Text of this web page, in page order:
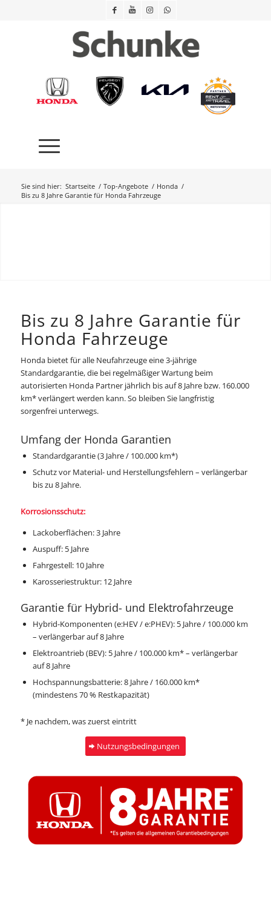
Sie sind hier: Startseite / Top-Angebote / Honda /
Bis zu 8 Jahre Garantie für Honda Fahrzeuge
Bis zu 8 Jahre Garantie für
Honda Fahrzeuge
Honda bietet für alle Neufahrzeuge eine 3-jährige
Standardgarantie, die bei regelmäßiger Wartung beim
autorisierten Honda Partner jährlich bis auf 8 Jahre bzw. 160.000
km* verlängert werden kann. So bleiben Sie langfristig
sorgenfrei unterwegs.
Umfang der Honda Garantien
Standardgarantie (3 Jahre / 100.000 km*)
Schutz vor Material- und Herstellungsfehlern – verlängerbar
bis zu 8 Jahre.
Korrosionsschutz:
Lackoberflächen: 3 Jahre
Auspuff: 5 Jahre
Fahrgestell: 10 Jahre
Karosseriestruktur: 12 Jahre
Garantie für Hybrid- und Elektrofahrzeuge
Hybrid-Komponenten (e:HEV / e:PHEV): 5 Jahre / 100.000 km
– verlängerbar auf 8 Jahre
Elektroantrieb (BEV): 5 Jahre / 100.000 km* – verlängerbar
auf 8 Jahre
Hochspannungsbatterie: 8 Jahre / 160.000 km*
(mindestens 70 % Restkapazität)
* Je nachdem, was zuerst eintritt
Nutzungsbedingungen